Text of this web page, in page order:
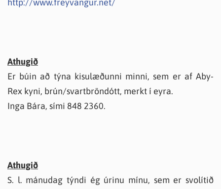
http://www.freyvangur.net/
Athugið
Er búin að týna kisulæðunni minni, sem er af Aby-
Rex kyni, brún/svartbröndótt, merkt í eyra.
Inga Bára, sími 848 2360.
Athugið
S. l. mánudag týndi ég úrinu mínu, sem er svolítið